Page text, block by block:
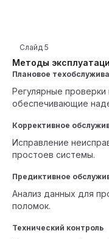
Методы
Слайд 5
Плановое
Регулярные проверки
обеспечивающие
Коррективное
Исправление
простоев системы.
Предиктивное
Анализ данных для
поломок.
Технический контроль